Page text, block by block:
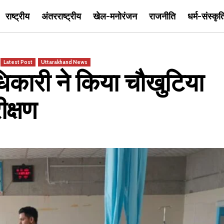
राष्ट्रीय अंतरराष्ट्रीय खेल-मनोरंजन राजनीति धर्म-
Latest Post Uttarakhand News
ने किया चौखुटिया